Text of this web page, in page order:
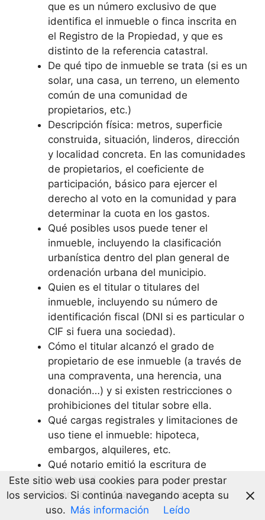
que es un número exclusivo de que
identifica el inmueble o finca inscrita en
el Registro de la Propiedad, y que es
distinto de la referencia catastral.
De qué tipo de inmueble se trata (si es un
solar, una casa, un terreno, un elemento
común de una comunidad de
propietarios, etc.)
Descripción física: metros, superficie
construida, situación, linderos, dirección
y localidad concreta. En las comunidades
de propietarios, el coeficiente de
participación, básico para ejercer el
derecho al voto en la comunidad y para
determinar la cuota en los gastos.
Qué posibles usos puede tener el
inmueble, incluyendo la clasificación
urbanística dentro del plan general de
ordenación urbana del municipio.
Quien es el titular o titulares del
inmueble, incluyendo su número de
identificación fiscal (DNI si es particular o
CIF si fuera una sociedad).
Cómo el titular alcanzó el grado de
propietario de ese inmueble (a través de
una compraventa, una herencia, una
donación…) y si existen restricciones o
prohibiciones del titular sobre ella.
Qué cargas registrales y limitaciones de
uso tiene el inmueble: hipoteca,
embargos, alquileres, etc.
Qué notario emitió la escritura de
propiedad.
Cuándo se realizó la escritura.
Este sitio web usa cookies para poder prestar
los servicios. Si continúa navegando acepta su
uso. Más información Leído